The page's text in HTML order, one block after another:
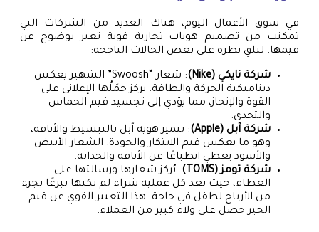
في سوق الأعمال اليوم، هناك العديد من الشركات التي
تمكنت من تصميم هويات تجارية قوية تعبر بوضوح عن
قيمها. لنلقِ نظرة على بعض الحالات الناجحة:
شركة نايكي (Nike)
: شعار “Swoosh” الشهير يعكس
ديناميكية الحركة والطاقة. يركز حمَلُها الإعلاني على
القوة والإنجاز، مما يؤدي إلى تجسيد قيم الحماس
والتحدي.
شركة آبل (Apple)
: تتميز هوية آبل بالتبسيط والأناقة،
وهو ما يعكس قيم الابتكار والجودة. الشعار الأبيض
والأسود يعطي انطباعًا عن الأناقة والحداثة.
شركة تومز (TOMS)
: يُركز شعارها ورسالتها على
العطاء، حيث تعد كل عملية شراء لم تكنها تبرعًا بجزء
من الأرباح لطفل في حاجة. هذا التعبير القوي عن قيم
الخير حصل على ولاء كبير من العملاء.